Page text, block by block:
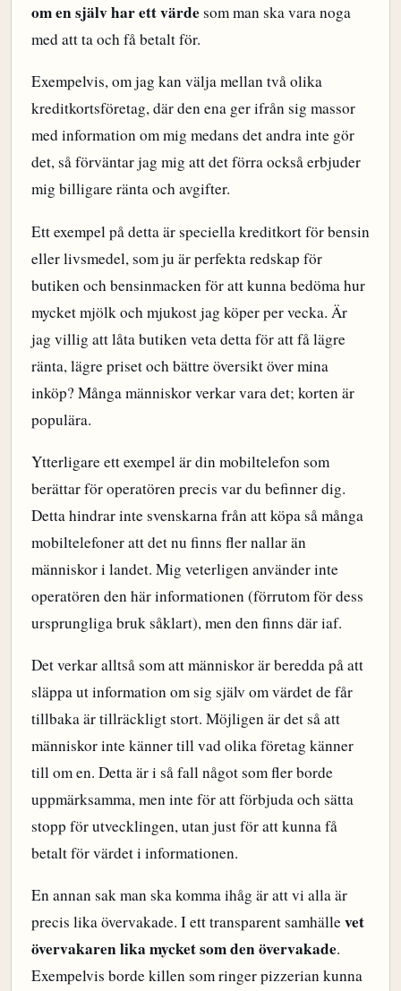
om en själv har ett värdesom man ska vara noga
med att ta och få betalt för.
Exempelvis, om jag kan välja mellan två olika
kreditkortsföretag, där den ena ger ifrån sig massor
med information om mig medans det andra inte gör
det, så förväntar jag mig att det förra också erbjuder
mig billigare ränta och avgifter.
Ett exempel på detta är speciella kreditkort för bensin
eller livsmedel, som ju är perfekta redskap för
butiken och bensinmacken för att kunna bedöma hur
mycket mjölk och mjukost jag köper per vecka. Är
jag villig att låta butiken veta detta för att få lägre
ränta, lägre priset och bättre översikt över mina
inköp? Många människor verkar vara det; korten är
populära.
Ytterligare ett exempel är din mobiltelefon som
berättar för operatören precis var du befinner dig.
Detta hindrar inte svenskarna från att köpa så många
mobiltelefoner att det nu finns fler nallar än
människor i landet. Mig veterligen använder inte
operatören den här informationen (förrutom för dess
ursprungliga bruk såklart), men den finns där iaf.
Det verkar alltså som att människor är beredda på att
släppa ut information om sig själv om värdet de får
tillbaka är tillräckligt stort. Möjligen är det så att
människor inte känner till vad olika företag känner
till om en. Detta är i så fall något som fler borde
uppmärksamma, men inte för att förbjuda och sätta
stopp för utvecklingen, utan just för att kunna få
betalt för värdet i informationen.
En annan sak man ska komma ihåg är att vi alla är
precis lika övervakade. I ett transparent samhällevet
övervakaren lika mycket som den övervakade.
Exempelvis borde killen som ringer pizzerian kunna